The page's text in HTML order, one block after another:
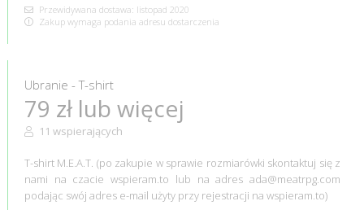
Przewidywana dostawa: listopad 2020
Zakup wymaga podania adresu dostarczenia
Ubranie - T-shirt
79 zł lub więcej
11 wspierających
T-shirt M.E.A.T. (po zakupie w sprawie rozmiarówki skontaktuj się z
nami na czacie wspieram.to lub na adres ada@meatrpg.com
podając swój adres e-mail użyty przy rejestracji na wspieram.to)